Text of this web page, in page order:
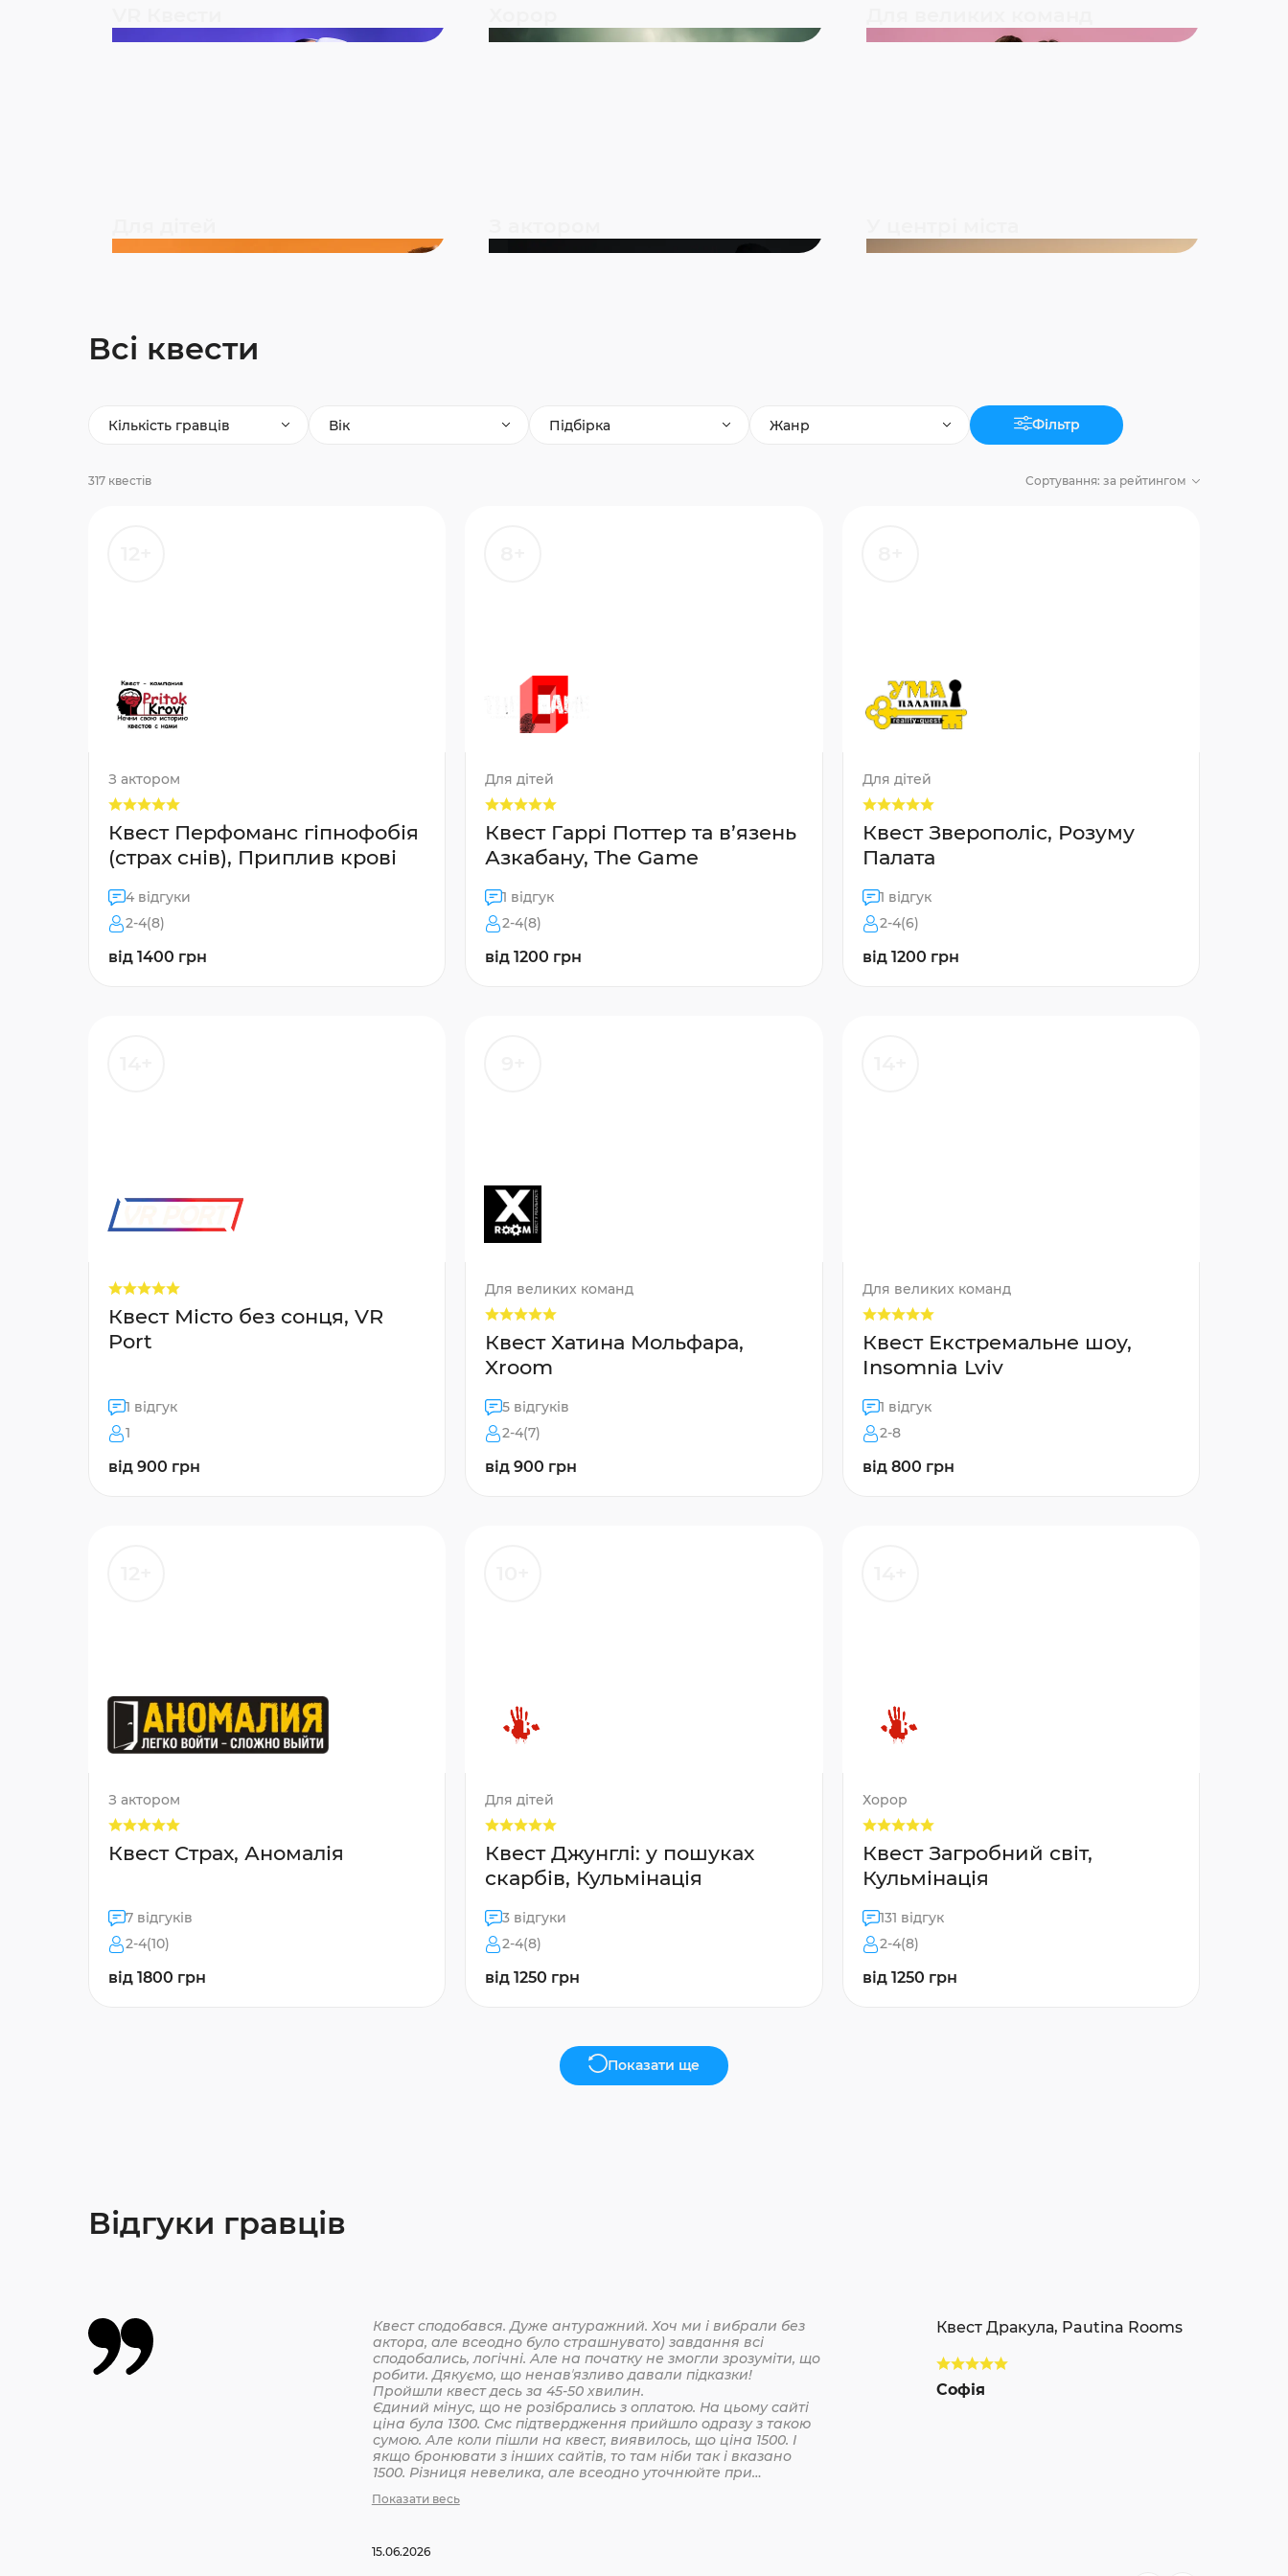
Всі квести
Кількість гравців Вік Підбірка Жанр Фільтр
317 квестів Сортування: за рейтингом
З актором
Квест Перфоманс гіпнофобія
(страх снів), Приплив крові
4 відгуки
2-4(8)
від 1400 грн
Для дітей
Квест Гаррі Поттер та в’язень
Азкабану, The Game
1 відгук
2-4(8)
від 1200 грн
Для дітей
Квест Зверополіс, Розуму
Палата
1 відгук
2-4(6)
від 1200 грн
Квест Місто без сонця, VR
Port
1 відгук
1
від 900 грн
Для великих команд
Квест Хатина Мольфара,
Xroom
5 відгуків
2-4(7)
від 900 грн
Для великих команд
Квест Екстремальне шоу,
Insomnia Lviv
1 відгук
2-8
від 800 грн
З актором
Квест Страх, Аномалія
7 відгуків
2-4(10)
від 1800 грн
Для дітей
Квест Джунглі: у пошуках
скарбів, Кульмінація
3 відгуки
2-4(8)
від 1250 грн
Хорор
Квест Загробний світ,
Кульмінація
131 відгук
2-4(8)
від 1250 грн
Показати ще
Відгуки гравців
Квест сподобався. Дуже антуражний. Хоч ми і вибрали без
актора, але всеодно було страшнувато) завдання всі
сподобались, логічні. Але на початку не змогли зрозуміти, що
робити. Дякуємо, що ненавʼязливо давали підказки!
Пройшли квест десь за 45-50 хвилин.
Єдиний мінус, що не розібрались з оплатою. На цьому сайті
ціна була 1300. Смс підтвердження прийшло одразу з такою
сумою. Але коли пішли на квест, виявилось, що ціна 1500. І
якщо бронювати з інших сайтів, то там ніби так і вказано
1500. Різниця невелика, але всеодно уточнюйте при
Показати весь
15.06.2026
Квест Дракула, Pautina Rooms
Софія